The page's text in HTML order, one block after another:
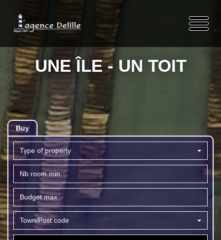
UNE ÎLE - UN TOIT
Buy
Type of property
Town/Post code